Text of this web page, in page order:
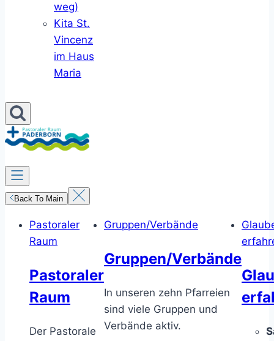
weg)
Kita St.
Vincenz
im Haus
Maria
Back To Main
Pastoraler
Raum
Pastoraler
Raum
Der Pastorale
Gruppen/Verbände
Gruppen/Verbände
In unseren zehn Pfarreien
sind viele Gruppen und
Verbände aktiv.